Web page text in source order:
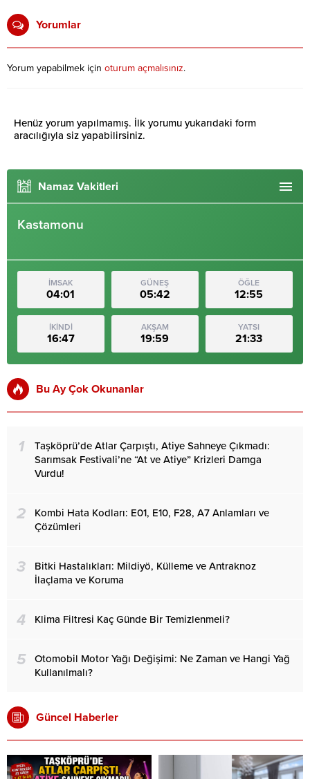
Yorumlar
Yorum yapabilmek için oturum açmalısınız.
Henüz yorum yapılmamış. İlk yorumu yukarıdaki form
aracılığıyla siz yapabilirsiniz.
Namaz Vakitleri
Kastamonu
İMSAK
04:01
GÜNEŞ
05:42
ÖĞLE
12:55
İKİNDİ
16:47
AKŞAM
19:59
YATSI
21:33
Bu Ay Çok Okunanlar
1
Taşköprü’de Atlar Çarpıştı, Atiye Sahneye Çıkmadı:
Sarımsak Festivali’ne “At ve Atiye” Krizleri Damga
Vurdu!
2
Kombi Hata Kodları: E01, E10, F28, A7 Anlamları ve
Çözümleri
3
Bitki Hastalıkları: Mildiyö, Külleme ve Antraknoz
İlaçlama ve Koruma
4 Klima Filtresi Kaç Günde Bir Temizlenmeli?
5
Otomobil Motor Yağı Değişimi: Ne Zaman ve Hangi Yağ
Kullanılmalı?
Güncel Haberler